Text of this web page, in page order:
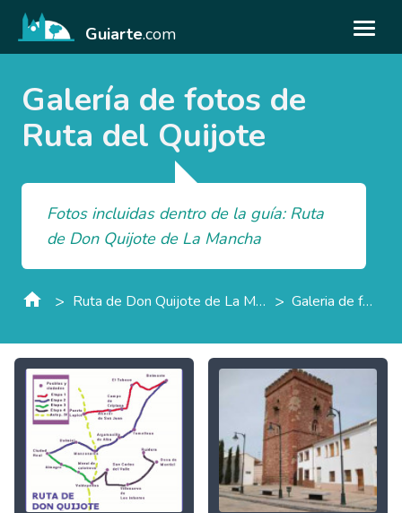
Guiarte.com
Galería de fotos de
Ruta del Quijote
Fotos incluidas dentro de la guía: Ruta
de Don Quijote de La Mancha
> Ruta de Don Quijote de La Mancha > Galeria de fotos